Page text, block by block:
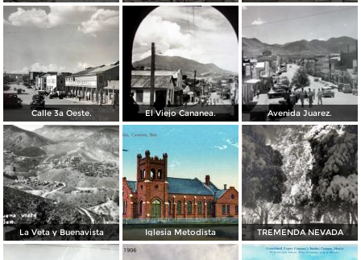
Calle 3a Oeste. El Viejo Cananea. Avenida Juarez.
La Veta y Buenavista Iglesia Metodista TREMENDA NEVADA